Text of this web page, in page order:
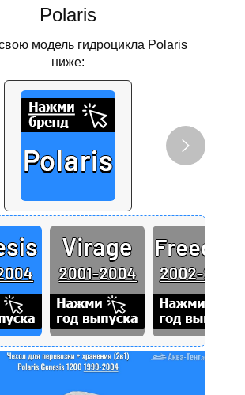
Polaris
модель гидроцикла Polaris
ниже: